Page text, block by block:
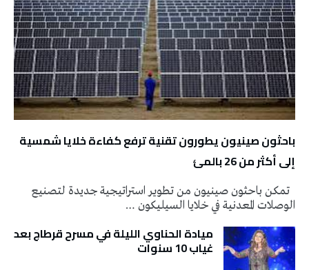
باحثون صينيون يطورون تقنية ترفع كفاءة خلايا شمسية
إلى أكثر من 26 بالمئ
تمكن باحثون صينيون من تطوير استراتيجية جديدة لتصنيع
الوصلات المعدنية في خلايا السيليكون …
ميادة الحناوي الليلة في مسرح قرطاج بعد
غياب 10 سنوات